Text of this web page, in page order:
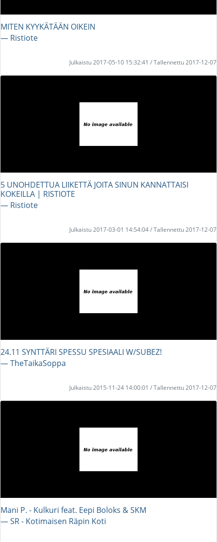
MITEN KYYKÄTÄÄN OIKEIN
― Ristiote
Julkaistu 2017-05-10 15:32:41 / Tallennettu 2017-12-07
5 UNOHDETTUA LIIKETTÄ JOITA SINUN KANNATTAISI
KOKEILLA | RISTIOTE
― Ristiote
Julkaistu 2017-03-01 14:54:04 / Tallennettu 2017-12-07
24.11 SYNTTÄRI SPESSU SPESIAALI W/SUBEZ!
― TheTaikaSoppa
Julkaistu 2015-11-24 14:00:01 / Tallennettu 2017-12-07
Mani P. - Kulkuri feat. Eepi Boloks & SKM
― SR - Kotimaisen Räpin Koti